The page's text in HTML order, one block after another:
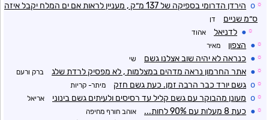
☼
o
הירדן הדרומי בספיקה של 137 מ״ק , מעניין לראות אם ים המלח יקבל איזה
ס״מ שניים
דן
☼
● לדניאל אהוד
☼
● הצפון מאיר
☼
● כנראה לא יהיה שוב אצלנו גשם שי
☼
● אתר החרמון נראה מדהים במצלמות , לא מפסיק לרדת שלג ברק ורעם
☼
o גשם יורד כבר הרבה זמן. כעת גשם חזק מיתר- קריות
☼
o מעונן מהבוקר עם גשם קליל עד רסיסים ולעיתים גשם בינוני אריאל
☼
● כעת 8 מעלות עם 90% לחות... אוהב חורף מחיפה